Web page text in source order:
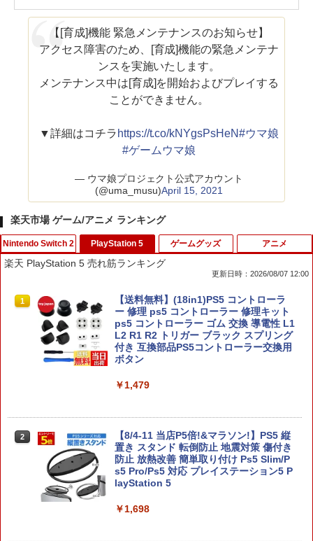
【[育成]機能 緊急メンテナンスのお知らせ】
アクセス障害のため、[育成]機能の緊急メンテナ
ンスを実施いたします。
メンテナンス中は[育成]を開始およびプレイする
ことができません。
▼詳細はコチラ https://t.co/kNYgsPsHeN#ウマ娘
#ゲームウマ娘
— ウマ娘プロジェクト公式アカウント
(@uma_musu)April 15, 2021
楽天市場 ゲーム/アニメ ランキング
Nintendo Switch 2
1
【特典】ドラゴンクエストモンスターズ
4 枯れ木の国のビアンカ・フローラ S
witch2版(【早期購入封入特典】冒険ス
タートダッシュセット)
￥7,623
ition [NXS-P-AAAAH NSW2 ゼルダノデ
ンセツ ブレス オブ ザ ワイルド]
￥7,710
PlayStation 5
楽天 PlayStation 5 売れ筋ランキング
更新日時：2026/08/07 12:00
1
【送料無料】(18in1)PS5 コントローラ
ー 修理 ps5 コントローラー 修理キット
ps5 コントローラー ゴム 交換 導電性 L1
L2 R1 R2 トリガー ブラック スプリング
付き 互換部品PS5コントローラー交換用
ボタン
￥1,479
2
【8/4-11 当店P5倍!&マラソン!】PS5 縦
置き スタンド 転倒防止 地震対策 傷付き
防止 放熱改善 簡単取り付け Ps5 Slim/P
s5 Pro/Ps5 対応 プレイステーション5 P
layStation 5
￥1,698
ゲームグッズ アニメ